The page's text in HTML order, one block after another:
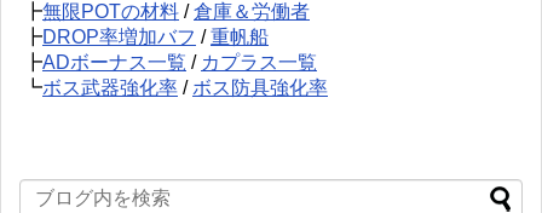
┣無限POTの材料 /倉庫＆労働者
┣DROP率増加バフ /重帆船
┣ADボーナス一覧 / カプラス一覧
┗ボス武器強化率 / ボス防具強化率